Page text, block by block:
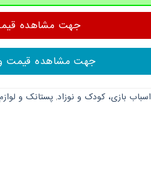
جهت مشاهده
جهت مشاهده قیمت
اسباب بازی، کودک و نوزاد, پستانک و